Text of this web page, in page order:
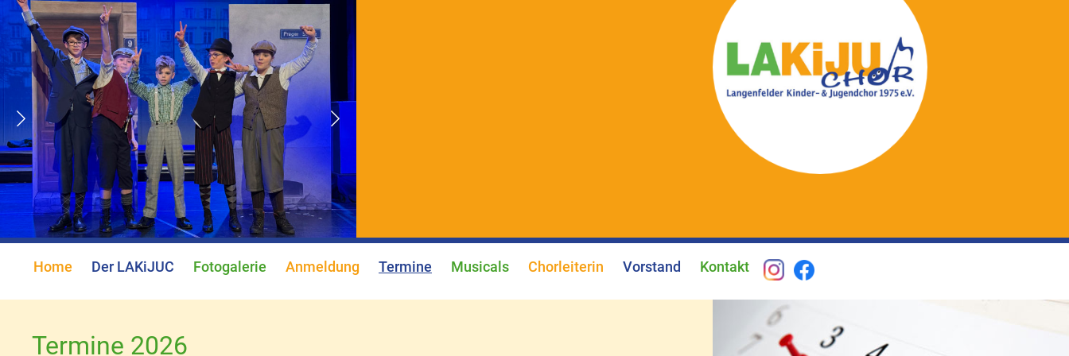
Home Der LAKiJUC Fotogalerie Anmeldung Termine Musicals Chorleiterin Vorstand Kontakt
Termine 2026